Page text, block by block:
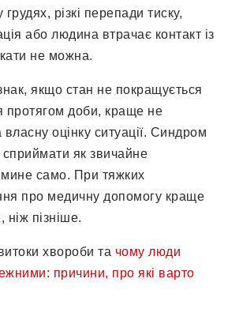
грудях, різкі перепади тиску,
або людина втрачає контакт із
не можна.
якщо стан не покращується
протягом доби, краще не
власну оцінку ситуації. Синдром
сприймати як звичайне
само. При тяжких
про медичну допомогу краще
ніж пізніше.
хвороби та чому люди
причини, про які варто